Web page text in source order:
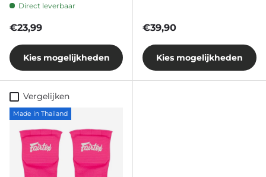
Direct leverbaar
Reguliere prijs
€23,99
Kies mogelijkheden
Reguliere prijs
€39,90
Kies mogelijkheden
Vergelijken
Made in Thailand